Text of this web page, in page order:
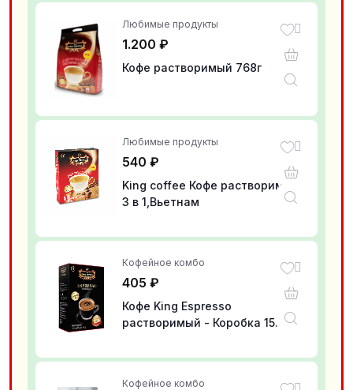
Любимые продукты
1.200 ₽
Кофе растворимый 768г
Любимые продукты
540 ₽
King coffee Кофе растворимый
3 в 1,Вьетнам
Кофейное комбо
405 ₽
Кофе King Espresso
растворимый - Коробка 15
Кофейное комбо